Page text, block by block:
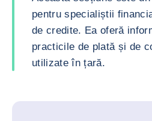
pentru specialiștii
de credite. Ea oferă
practicile de plată și de
utilizate în țară.